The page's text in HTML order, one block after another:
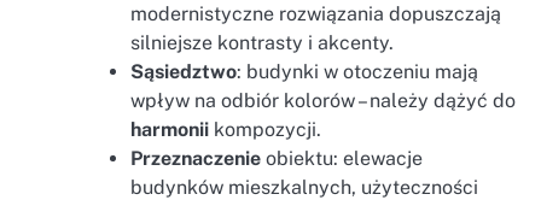
modernistyczne rozwiązania dopuszczają
silniejsze kontrasty i akcenty.
Sąsiedztwo: budynki w otoczeniu mają
wpływ na odbiór kolorów – należy dążyć do
harmonii kompozycji.
Przeznaczenie obiektu: elewacje
budynków mieszkalnych, użyteczności